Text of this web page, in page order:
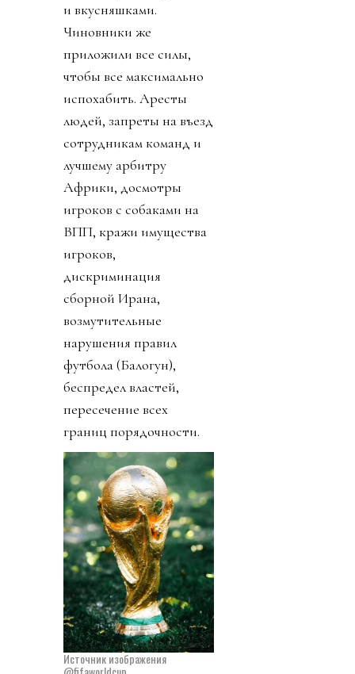
и вкусняшками.
Чиновники же
приложили все силы,
чтобы все максимально
испохабить. Аресты
людей, запреты на въезд
сотрудникам команд и
лучшему арбитру
Африки, досмотры
игроков с собаками на
ВПП, кражи имущества
игроков,
дискриминация
сборной Ирана,
возмутительные
нарушения правил
футбола (Балогун),
беспредел властей,
пересечение всех
границ порядочности.
Источник изображения